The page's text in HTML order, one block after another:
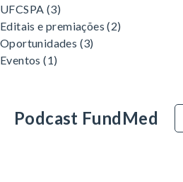
UFCSPA (3)
Editais e premiações (2)
Oportunidades (3)
Eventos (1)
Podcast FundMed